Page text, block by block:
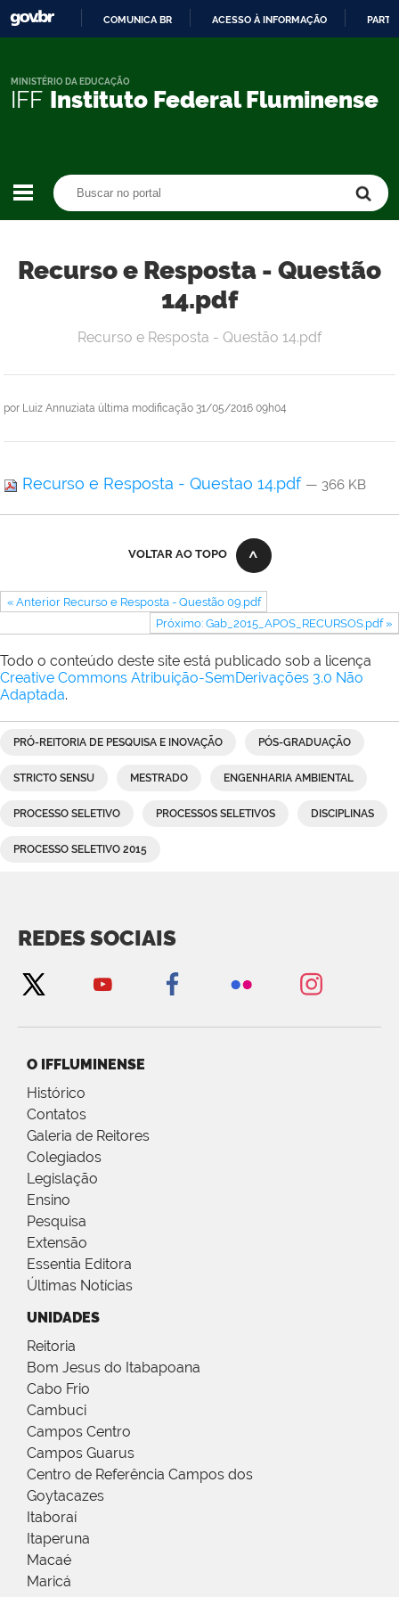
CONTEÚDO
COMUNICA BR ACESSO À INFORMAÇÃO
IFF Instituto Federal Fluminense
MINISTÉRIO DA EDUCAÇÃO
Recurso e Resposta - Questão
14.pdf
por Luiz Annuziata última modificação 31/05/2016 09h04
Recurso e Resposta - Questão 14.pdf
Recurso e Resposta - Questao 14.pdf — 366 KB
VOLTAR AO TOPO
« Anterior Recurso e Resposta - Questão 09.pdf
Próximo: Gab_2015_APOS_RECURSOS.pdf »
Todo o conteúdo deste site está publicado sob a licença
Creative Commons Atribuição-SemDerivações 3.0 Não
Adaptada.
PRÓ-REITORIA DE PESQUISA E INOVAÇÃO PÓS-GRADUAÇÃO
STRICTO SENSU MESTRADO ENGENHARIA AMBIENTAL
PROCESSO SELETIVO PROCESSOS SELETIVOS DISCIPLINAS
PROCESSO SELETIVO 2015
REDES SOCIAIS
O IFFLUMINENSE
Histórico
Contatos
Galeria de Reitores
Colegiados
Legislação
Ensino
Pesquisa
Extensão
Essentia Editora
Últimas Notícias
UNIDADES
Reitoria
Bom Jesus do Itabapoana
Cabo Frio
Cambuci
Campos Centro
Campos Guarus
Centro de Referência Campos dos
Goytacazes
Itaboraí
Itaperuna
Macaé
Maricá